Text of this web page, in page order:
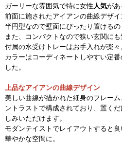
ガーリーな雰囲気で特に女性 人気があ
前面に施されたアイアンの曲線デザイ
半円型なので壁面にぴったり置けるの
また、コンパクトなので狭い玄関にも
付属の水受けトレーはお手入れが楽々
カラーはコーディネートしやすい定
した。
上品なアイアンの曲線デザイン
美しい曲線が描かれた細身のフレー
ントラストで構成されており、置く
しみいただけます。
モダンテイストでレイアウトすると
華やかな空間に。